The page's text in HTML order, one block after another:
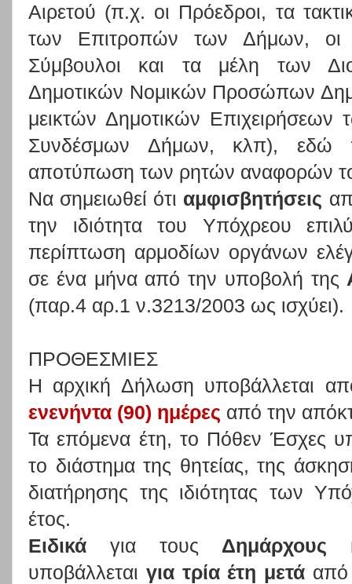
Αιρετού (π.χ. οι Πρόεδροι, τα
των Επιτροπών των Δήμων, οι
Σύμβουλοι και τα μέλη των
Δημοτικών Νομικών Προσώπων
μεικτών Δημοτικών
Συνδέσμων Δήμων, κλπ), εδώ
αποτύπωση των ρητών αναφορών
Να σημειωθεί ότι αμφισβητήσεις
την ιδιότητα του Υπόχρεου
περίπτωση αρμοδίων οργάνων
σε ένα μήνα από την υποβολή της
(παρ.4 αρ.1 ν.3213/2003 ως ισχύει).
ΠΡΟΘΕΣΜΙΕΣ
Η αρχική Δήλωση υποβάλλεται
ενενήντα (90) ημέρες από την
Τα επόμενα έτη, το Πόθεν Έσχες
το διάστημα της θητείας, της
διατήρησης της ιδιότητας των
έτος.
Ειδικά για τους Δημάρχους
υποβάλλεται για τρία έτη μετά από